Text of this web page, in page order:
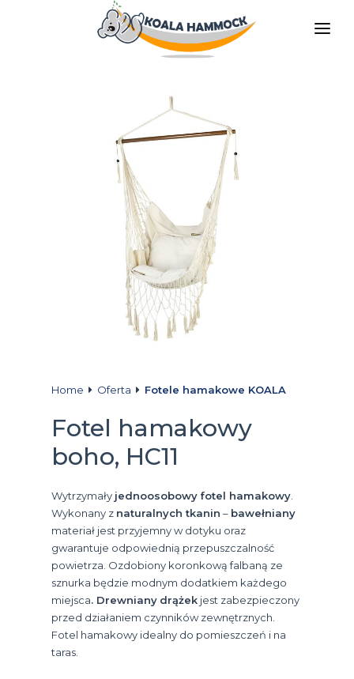
ZOSTAŃ DYSTRYBUTOREM
Home Oferta Fotele hamakowe KOALA
Fotel hamakowy
boho, HC11
Wytrzymały jednoosobowy fotel hamakowy
Wykonany z naturalnych tkanin – bawełniany
materiał jest przyjemny w dotyku oraz
gwarantuje odpowiednią przepuszczalność
powietrza. Ozdobiony koronkową falbaną ze
sznurka będzie modnym dodatkiem każdego
miejsca. Drewniany drążek jest zabezpieczony
przed działaniem czynników zewnętrznych.
Fotel hamakowy idealny do pomieszczeń i na
taras.